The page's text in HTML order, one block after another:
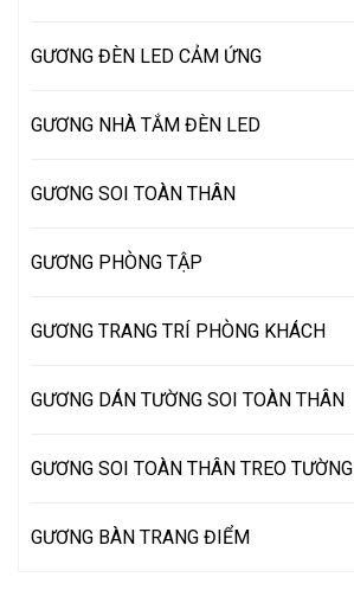
GƯƠNG ĐÈN LED CẢM ỨNG
GƯƠNG NHÀ TẮM ĐÈN LED
GƯƠNG SOI TOÀN THÂN
GƯƠNG PHÒNG TẬP
GƯƠNG TRANG TRÍ PHÒNG KHÁCH
GƯƠNG DÁN TƯỜNG SOI TOÀN THÂN
GƯƠNG SOI TOÀN THÂN TREO TƯỜNG
GƯƠNG BÀN TRANG ĐIỂM